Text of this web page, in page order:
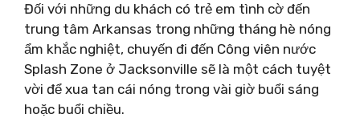
Đối với những du khách có trẻ em tình cờ đến
trung tâm Arkansas trong những tháng hè nóng
ẩm khắc nghiệt, chuyến đi đến Công viên nước
Splash Zone ở Jacksonville sẽ là một cách tuyệt
vời để xua tan cái nóng trong vài giờ buổi sáng
hoặc buổi chiều.